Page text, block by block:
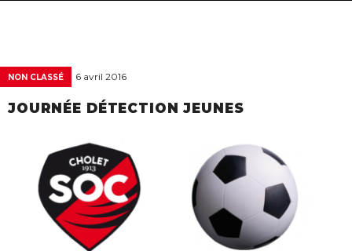
NON CLASSÉ 6 avril 2016
JOURNÉE DÉTECTION JEUNES